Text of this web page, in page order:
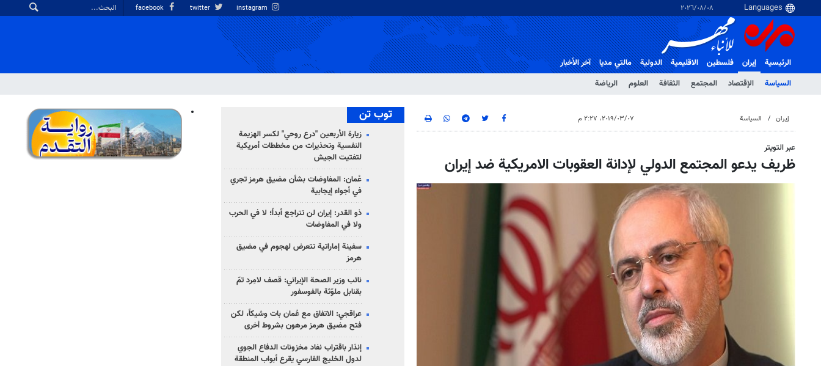
٠٨‏/٠٨‏/٢٠٢٦
الرئيسية
إيران
السياسة
الإقتصاد المجتمع الثقافة العلوم الرياضة
فلسطین الاقلیمیة الدولية مالتي مدیا آخر الأخبار
إيران السياسة ٠٧‏/٠٣‏/٢٠١٩، ٢:٢٧ م
عبر التويتر
ظريف يدعو المجتمع الدولي لإدانة العقوبات الامريكية ضد إيران
توب تن
زيارة الأربعين "درع روحي" لكسر الهزيمة
النفسية وتحذيرات من مخططات أمريكية
لتفتيت الجيش
عُمان: المفاوضات بشأن مضيق هرمز تجري
في أجواء إيجابية
ذو القدر: إيران لن تتراجع أبداً؛ لا في الحرب
ولا في المفاوضات
سفينة إماراتية تتعرض لهجوم في مضيق
هرمز
نائب وزير الصحة الإيراني: قصف لامِرد تمّ
بقنابل ملوّثة بالفوسفور
عراقجي: الاتفاق مع عُمان بات وشيكاً، لكن
فتح مضيق هرمز مرهون بشروط أخرى
إنذار باقتراب نفاد مخزونات الدفاع الجوي
لدول الخليج الفارسي يقرع أبواب المنطقة